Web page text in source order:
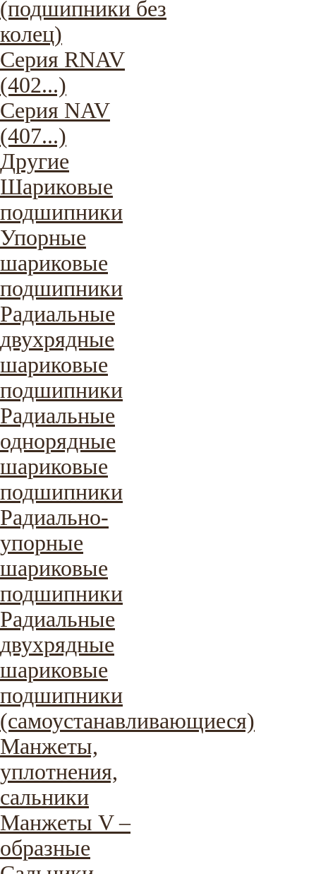
(подшипники без
колец)
Серия RNAV
(402...)
Серия NAV
(407...)
Другие
Шариковые
подшипники
Упорные
шариковые
подшипники
Радиальные
двухрядные
шариковые
подшипники
Радиальные
однорядные
шариковые
подшипники
Радиально-
упорные
шариковые
подшипники
Радиальные
двухрядные
шариковые
подшипники
(самоустанавливающиеся)
Манжеты,
уплотнения,
сальники
Манжеты V –
образные